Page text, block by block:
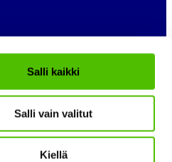
Salli kaikki
Salli vain valitut
Kiellä